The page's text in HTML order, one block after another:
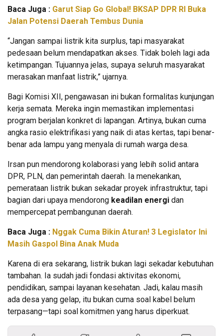
Baca Juga : Garut Siap Go Global! BKSAP DPR RI Buka
Jalan Potensi Daerah Tembus Dunia
“Jangan sampai listrik kita surplus, tapi masyarakat
pedesaan belum mendapatkan akses. Tidak boleh lagi ada
ketimpangan. Tujuannya jelas, supaya seluruh masyarakat
merasakan manfaat listrik,” ujarnya.
Bagi Komisi XII, pengawasan ini bukan formalitas kunjungan
kerja semata. Mereka ingin memastikan implementasi
program berjalan konkret di lapangan. Artinya, bukan cuma
angka rasio elektrifikasi yang naik di atas kertas, tapi benar-
benar ada lampu yang menyala di rumah warga desa.
Irsan pun mendorong kolaborasi yang lebih solid antara
DPR, PLN, dan pemerintah daerah. Ia menekankan,
pemerataan listrik bukan sekadar proyek infrastruktur, tapi
bagian dari upaya mendorong keadilan energi dan
mempercepat pembangunan daerah.
Baca Juga : Nggak Cuma Bikin Aturan! 3 Legislator Ini
Masih Gaspol Bina Anak Muda
Karena di era sekarang, listrik bukan lagi sekadar kebutuhan
tambahan. Ia sudah jadi fondasi aktivitas ekonomi,
pendidikan, sampai layanan kesehatan. Jadi, kalau masih
ada desa yang gelap, itu bukan cuma soal kabel belum
terpasang—tapi soal komitmen yang harus diperkuat.